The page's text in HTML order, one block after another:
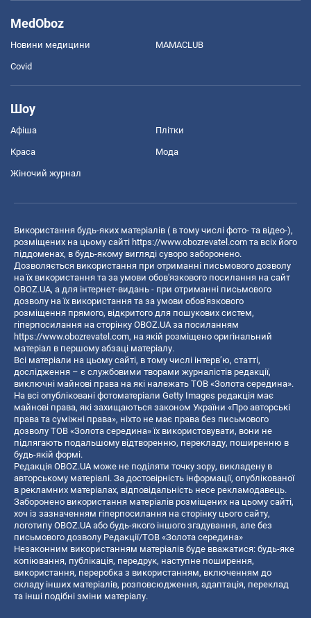
MedOboz
Новини медицини MAMACLUB
Covid
Шоу
Афіша Плітки
Краса Мода
Жіночий журнал
Використання будь-яких матеріалів ( в тому числі фото- та відео-),
розміщених на цьому сайті https://www.obozrevatel.com та всіх його
піддоменах, в будь-якому вигляді суворо заборонено.
Дозволяється використання при отриманні письмового дозволу
на їх використання та за умови обов'язкового посилання на сайт
OBOZ.UA, а для інтернет-видань - при отриманні письмового
дозволу на їх використання та за умови обов'язкового
розміщення прямого, відкритого для пошукових систем,
гіперпосилання на сторінку OBOZ.UA за посиланням
https://www.obozrevatel.com, на якій розміщено оригінальний
матеріал в першому абзаці матеріалу.
Всі матеріали на цьому сайті, в тому числі інтерв’ю, статті,
дослідження – є службовими творами журналістів редакції,
виключні майнові права на які належать ТОВ «Золота середина».
На всі опубліковані фотоматеріали Getty Images редакція має
майнові права, які захищаються законом України «Про авторські
права та суміжні права», ніхто не має права без письмового
дозволу ТОВ «Золота середина» їх використовувати, вони не
підлягають подальшому відтворенню, перекладу, поширенню в
будь-якій формі.
Редакція OBOZ.UA може не поділяти точку зору, викладену в
авторському матеріалі. За достовірність інформації, опублікованої
в рекламних матеріалах, відповідальність несе рекламодавець.
Заборонено використання матеріалів розміщених на цьому сайті,
хоч із зазначенням гіперпосилання на сторінку цього сайту,
логотипу OBOZ.UA або будь-якого іншого згадування, але без
письмового дозволу Редакції/ТОВ «Золота середина»
Незаконним використанням матеріалів буде вважатися: будь-яке
копiювання, публiкацiя, передрук, наступне поширення,
використання, переробка з використанням, включенням до
складу інших матеріалів, розповсюдження, адаптація, переклад
та інші подібні зміни матеріалу.